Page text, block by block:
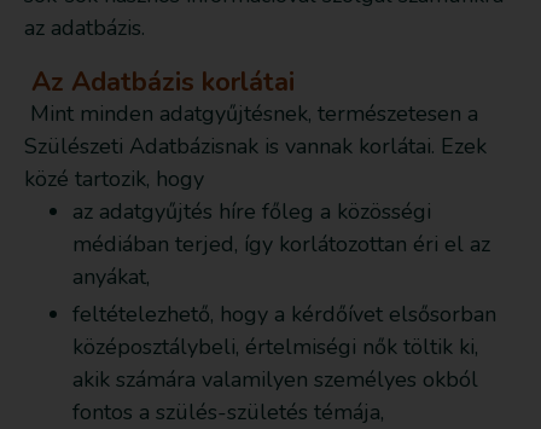
az adatbázis.
Az Adatbázis korlátai
Mint minden adatgyűjtésnek, természetesen a
Szülészeti Adatbázisnak is vannak korlátai. Ezek
közé tartozik, hogy
az adatgyűjtés híre főleg a közösségi
médiában terjed, így korlátozottan éri el az
anyákat,
feltételezhető, hogy a kérdőívet elsősorban
középosztálybeli, értelmiségi nők töltik ki,
akik számára valamilyen személyes okból
fontos a szülés-születés témája,